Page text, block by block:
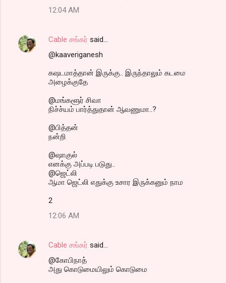
12:04 AM
Cable சங்கர் said…
@kaaveriganesh
கஷடமாத்தான் இருக்கு.. இருந்தாலும் கடமை
அழைக்குதே
@மங்களூர் சிவா
நிச்ச்யம் பார்த்துதான் ஆவணுமா..?
@பித்தன்
நன்றி
@ஷாகுல்
எனக்கு அப்படி படுது..
@ஜெட்லி
ஆமா ஜெட்லி எதுக்கு உசார இருக்கனும் நாம
2
12:06 AM
Cable சங்கர் said…
@கோபிநாத்
அது கொடுமையிலும் கொடுமை